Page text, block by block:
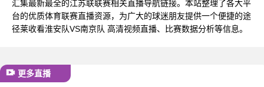
汇集最新最全的江苏联联赛相关直播导航链接。本站整理了各大平
台的优质体育联赛直播资源，为广大的球迷朋友提供一个便捷的途
径莱收看淮安队VS南京队 高清视频直播、比赛数据分析等信息。
更多直播